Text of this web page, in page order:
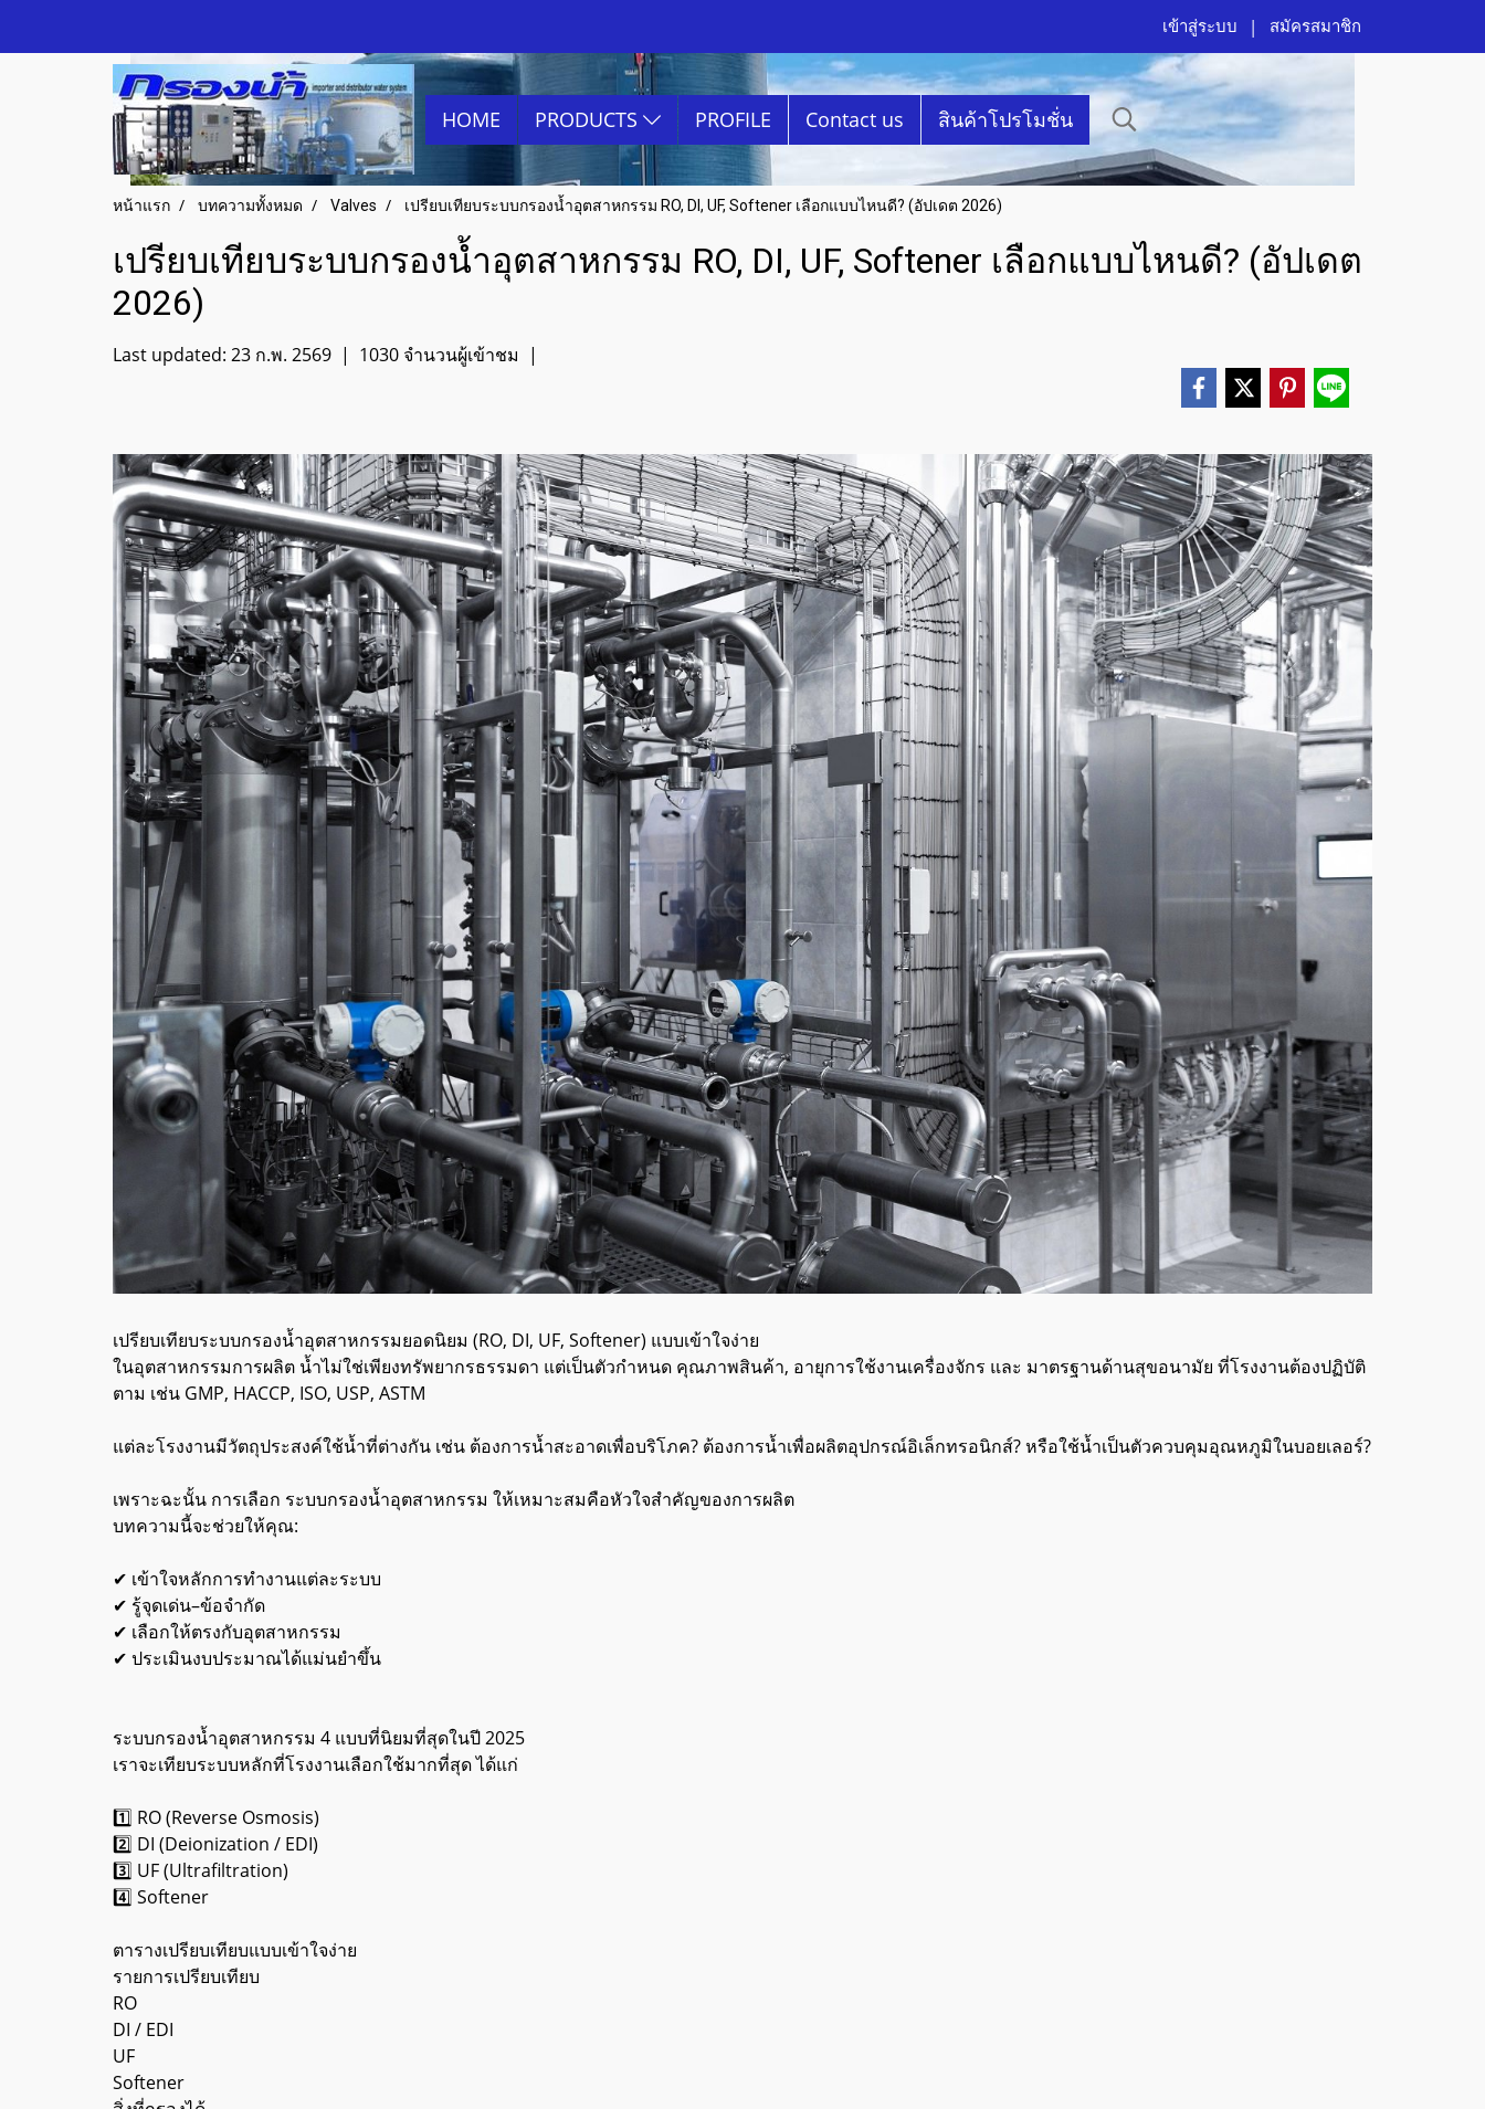
เข้าสู่ระบบ สมัครสมาชิก
HOME PRODUCTS PROFILE Contact us สินค้าโปรโมชั่น
หน้าแรก บทความทั้งหมด Valves เปรียบเทียบระบบกรองน้ำอุตสาหกรรม RO, DI, UF, Softener เลือกแบบไหนดี? (อัปเดต 2026)
เปรียบเทียบระบบกรองน้ำอุตสาหกรรม RO, DI, UF, Softener เลือกแบบไหนดี? (อัปเดต
2026)
Last updated: 23 ก.พ. 2569 | 1030 จำนวนผู้เข้าชม |
เปรียบเทียบระบบกรองน้ำอุตสาหกรรมยอดนิยม (RO, DI, UF, Softener) แบบเข้าใจง่าย
ในอุตสาหกรรมการผลิต น้ำไม่ใช่เพียงทรัพยากรธรรมดา แต่เป็นตัวกำหนด คุณภาพสินค้า, อายุการใช้งานเครื่องจักร และ มาตรฐานด้านสุขอนามัย ที่โรงงานต้องปฏิบัติ
ตาม เช่น GMP, HACCP, ISO, USP, ASTM
แต่ละโรงงานมีวัตถุประสงค์ใช้น้ำที่ต่างกัน เช่น ต้องการน้ำสะอาดเพื่อบริโภค? ต้องการน้ำเพื่อผลิตอุปกรณ์อิเล็กทรอนิกส์? หรือใช้น้ำเป็นตัวควบคุมอุณหภูมิในบอยเลอร์?
เพราะฉะนั้น การเลือก ระบบกรองน้ำอุตสาหกรรม ให้เหมาะสมคือหัวใจสำคัญของการผลิต
บทความนี้จะช่วยให้คุณ:
✔ เข้าใจหลักการทำงานแต่ละระบบ
✔ รู้จุดเด่น–ข้อจำกัด
✔ เลือกให้ตรงกับอุตสาหกรรม
✔ ประเมินงบประมาณได้แม่นยำขึ้น
ระบบกรองน้ำอุตสาหกรรม 4 แบบที่นิยมที่สุดในปี 2025
เราจะเทียบระบบหลักที่โรงงานเลือกใช้มากที่สุด ได้แก่
1️⃣ RO (Reverse Osmosis)
2️⃣ DI (Deionization / EDI)
3️⃣ UF (Ultrafiltration)
4️⃣ Softener
ตารางเปรียบเทียบแบบเข้าใจง่าย
รายการเปรียบเทียบ
RO
DI / EDI
UF
Softener